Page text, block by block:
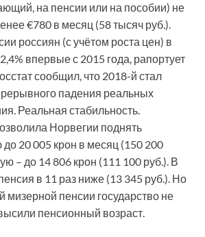
на пенсии или на пособии) не
€780 в месяц (58 тысяч руб.).
россиян (с учётом роста цен) в
впервые с 2015 года, рапортует
сообщил, что 2018-й стал
падения реальных
Реальная стабильность.
Норвегии поднять
20 005 крон в месяц (150 200
– до 14 806 крон (111 100 руб.). В
в 11 раз ниже (13 345 руб.). Но
мизерной пенсии государство не
пенсионный возраст.